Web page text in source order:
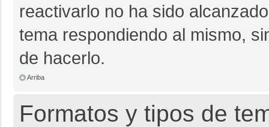
reactivarlo no ha sido
tema respondiendo al mismo,
de hacerlo.
Arriba
Formatos y tipos de